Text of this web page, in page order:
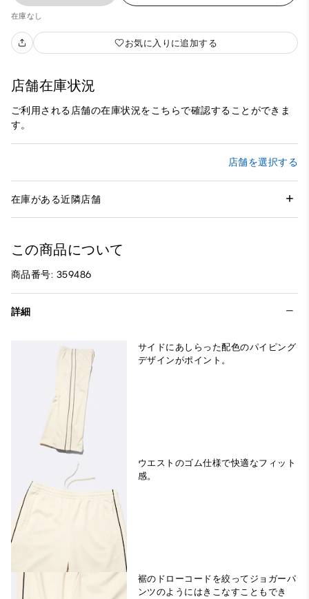
在庫なし
お気に入りに追加する
店舗在庫状況
ご利用される店舗の在庫状況をこちらで確認することができま
す。
店舗を選択する
在庫がある近隣店舗
この商品について
商品番号: 359486
詳細
サイドにあしらった配色のパイピング
デザインがポイント。
ウエストのゴム仕様で快適なフィット
感。
裾のドローコードを絞ってジョガーパ
ンツのようにはきこなすこともでき